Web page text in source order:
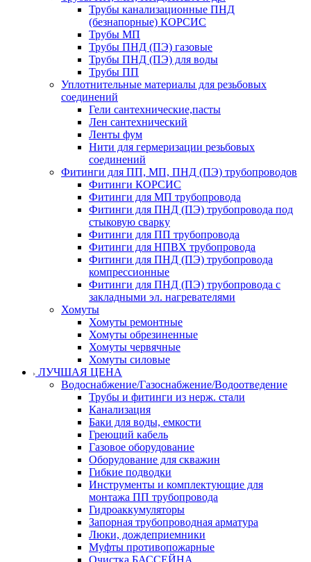
Трубы канализационные ПНД
(безнапорные) КОРСИС
Трубы МП
Трубы ПНД (ПЭ) газовые
Трубы ПНД (ПЭ) для воды
Трубы ПП
Уплотнительные материалы для резьбовых
соединений
Гели сантехнические,пасты
Лен сантехнический
Ленты фум
Нити для гермеризации резьбовых
соединений
Фитинги для ПП, МП, ПНД (ПЭ) трубопроводов
Фитинги КОРСИС
Фитинги для МП трубопровода
Фитинги для ПНД (ПЭ) трубопровода под
стыковую сварку
Фитинги для ПП трубопровода
Фитинги для НПВХ трубопровода
Фитинги для ПНД (ПЭ) трубопровода
компрессионные
Фитинги для ПНД (ПЭ) трубопровода с
закладными эл. нагревателями
Хомуты
Хомуты ремонтные
Хомуты обрезиненные
Хомуты червячные
Хомуты силовые
ЛУЧШАЯ ЦЕНА
Водоснабжение/Газоснабжение/Водоотведение
Трубы и фитинги из нерж. стали
Канализация
Баки для воды, емкости
Греющий кабель
Газовое оборудование
Оборудование для скважин
Гибкие подводки
Инструменты и комплектующие для
монтажа ПП трубопровода
Гидроаккумуляторы
Запорная трубопроводная арматура
Люки, дождеприемники
Муфты противопожарные
Очистка БАССЕЙНА